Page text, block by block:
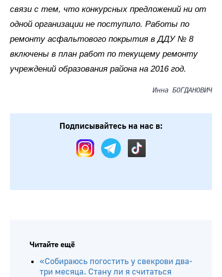
связи с тем, что конкурсных предложений ни от
одной организации не поступило. Работы по
ремонту асфальтового покрытия в ДДУ № 8
включены в план работ по текущему ремонту
учреждений образования района на 2016 год.
Инна БОГДАНОВИЧ
Подписывайтесь на нас в: